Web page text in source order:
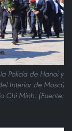
Policía de Hanoi y
Interior de Moscú
Chi Minh. (Fuente: